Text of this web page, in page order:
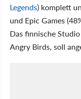
Legends) komplett
und Epic Games
Das finnische Studio
Angry Birds, soll